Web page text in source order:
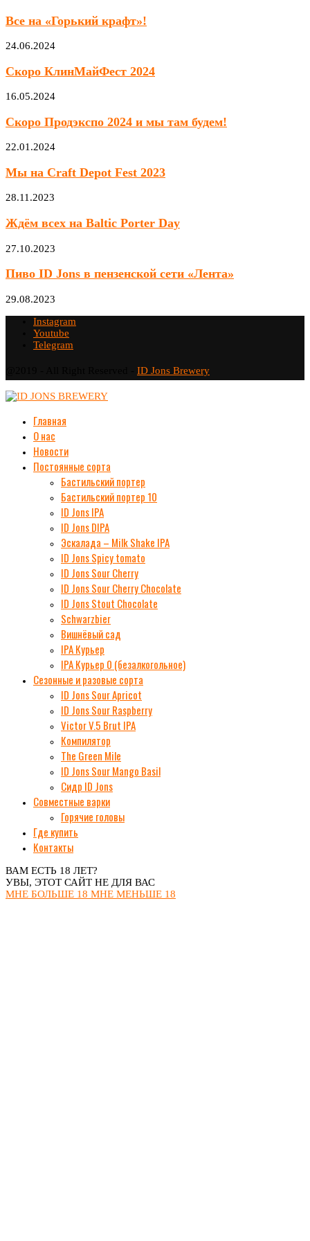
Все на «Горький крафт»!
24.06.2024
Скоро КлинМайФест 2024
16.05.2024
Скоро Продэкспо 2024 и мы там будем!
22.01.2024
Мы на Craft Depot Fest 2023
28.11.2023
Ждём всех на Baltic Porter Day
27.10.2023
Пиво ID Jons в пензенской сети «Лента»
29.08.2023
Instagram
Youtube
Telegram
ID Jons Brewery
Главная
О нас
Новости
Постоянные сорта
Бастильский портер
Бастильский портер 10
ID Jons IPA
ID Jons DIPA
Эскалада – Milk Shake IPA
ID Jons Spicy tomato
ID Jons Sour Cherry
ID Jons Sour Cherry Chocolate
ID Jons Stout Chocolate
Schwarzbier
Вишнёвый сад
IPA Курьер
IPA Курьер 0 (безалкогольное)
Сезонные и разовые сорта
ID Jons Sour Аpricot
ID Jons Sour Raspberry
Victor V.5 Brut IPA
Компилятор
The Green Mile
ID Jons Sour Мango Basil
Сидр ID Jons
Совместные варки
Горячие головы
Где купить
Контакты
ВАМ ЕСТЬ 18 ЛЕТ?
УВЫ, ЭТОТ САЙТ НЕ ДЛЯ ВАС
МНЕ БОЛЬШЕ 18 МНЕ МЕНЬШЕ 18